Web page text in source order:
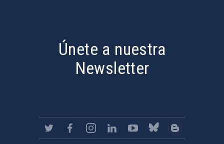
Únete a nuestra
Newsletter